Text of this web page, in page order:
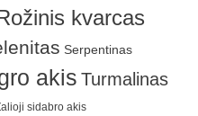
kvarcas
Serpentinas
akis Turmalinas
sidabro akis